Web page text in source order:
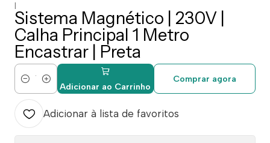
|
Sistema Magnético | 230V |
Calha Principal 1 Metro
Encastrar | Preta
QuantidadeAdicionar ao Carrinho
Comprar agora
Adicionar à lista de favoritos